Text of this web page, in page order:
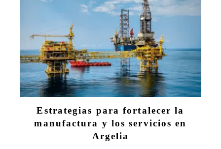
Estrategias para fortalecer la
manufactura y los servicios en
Argelia